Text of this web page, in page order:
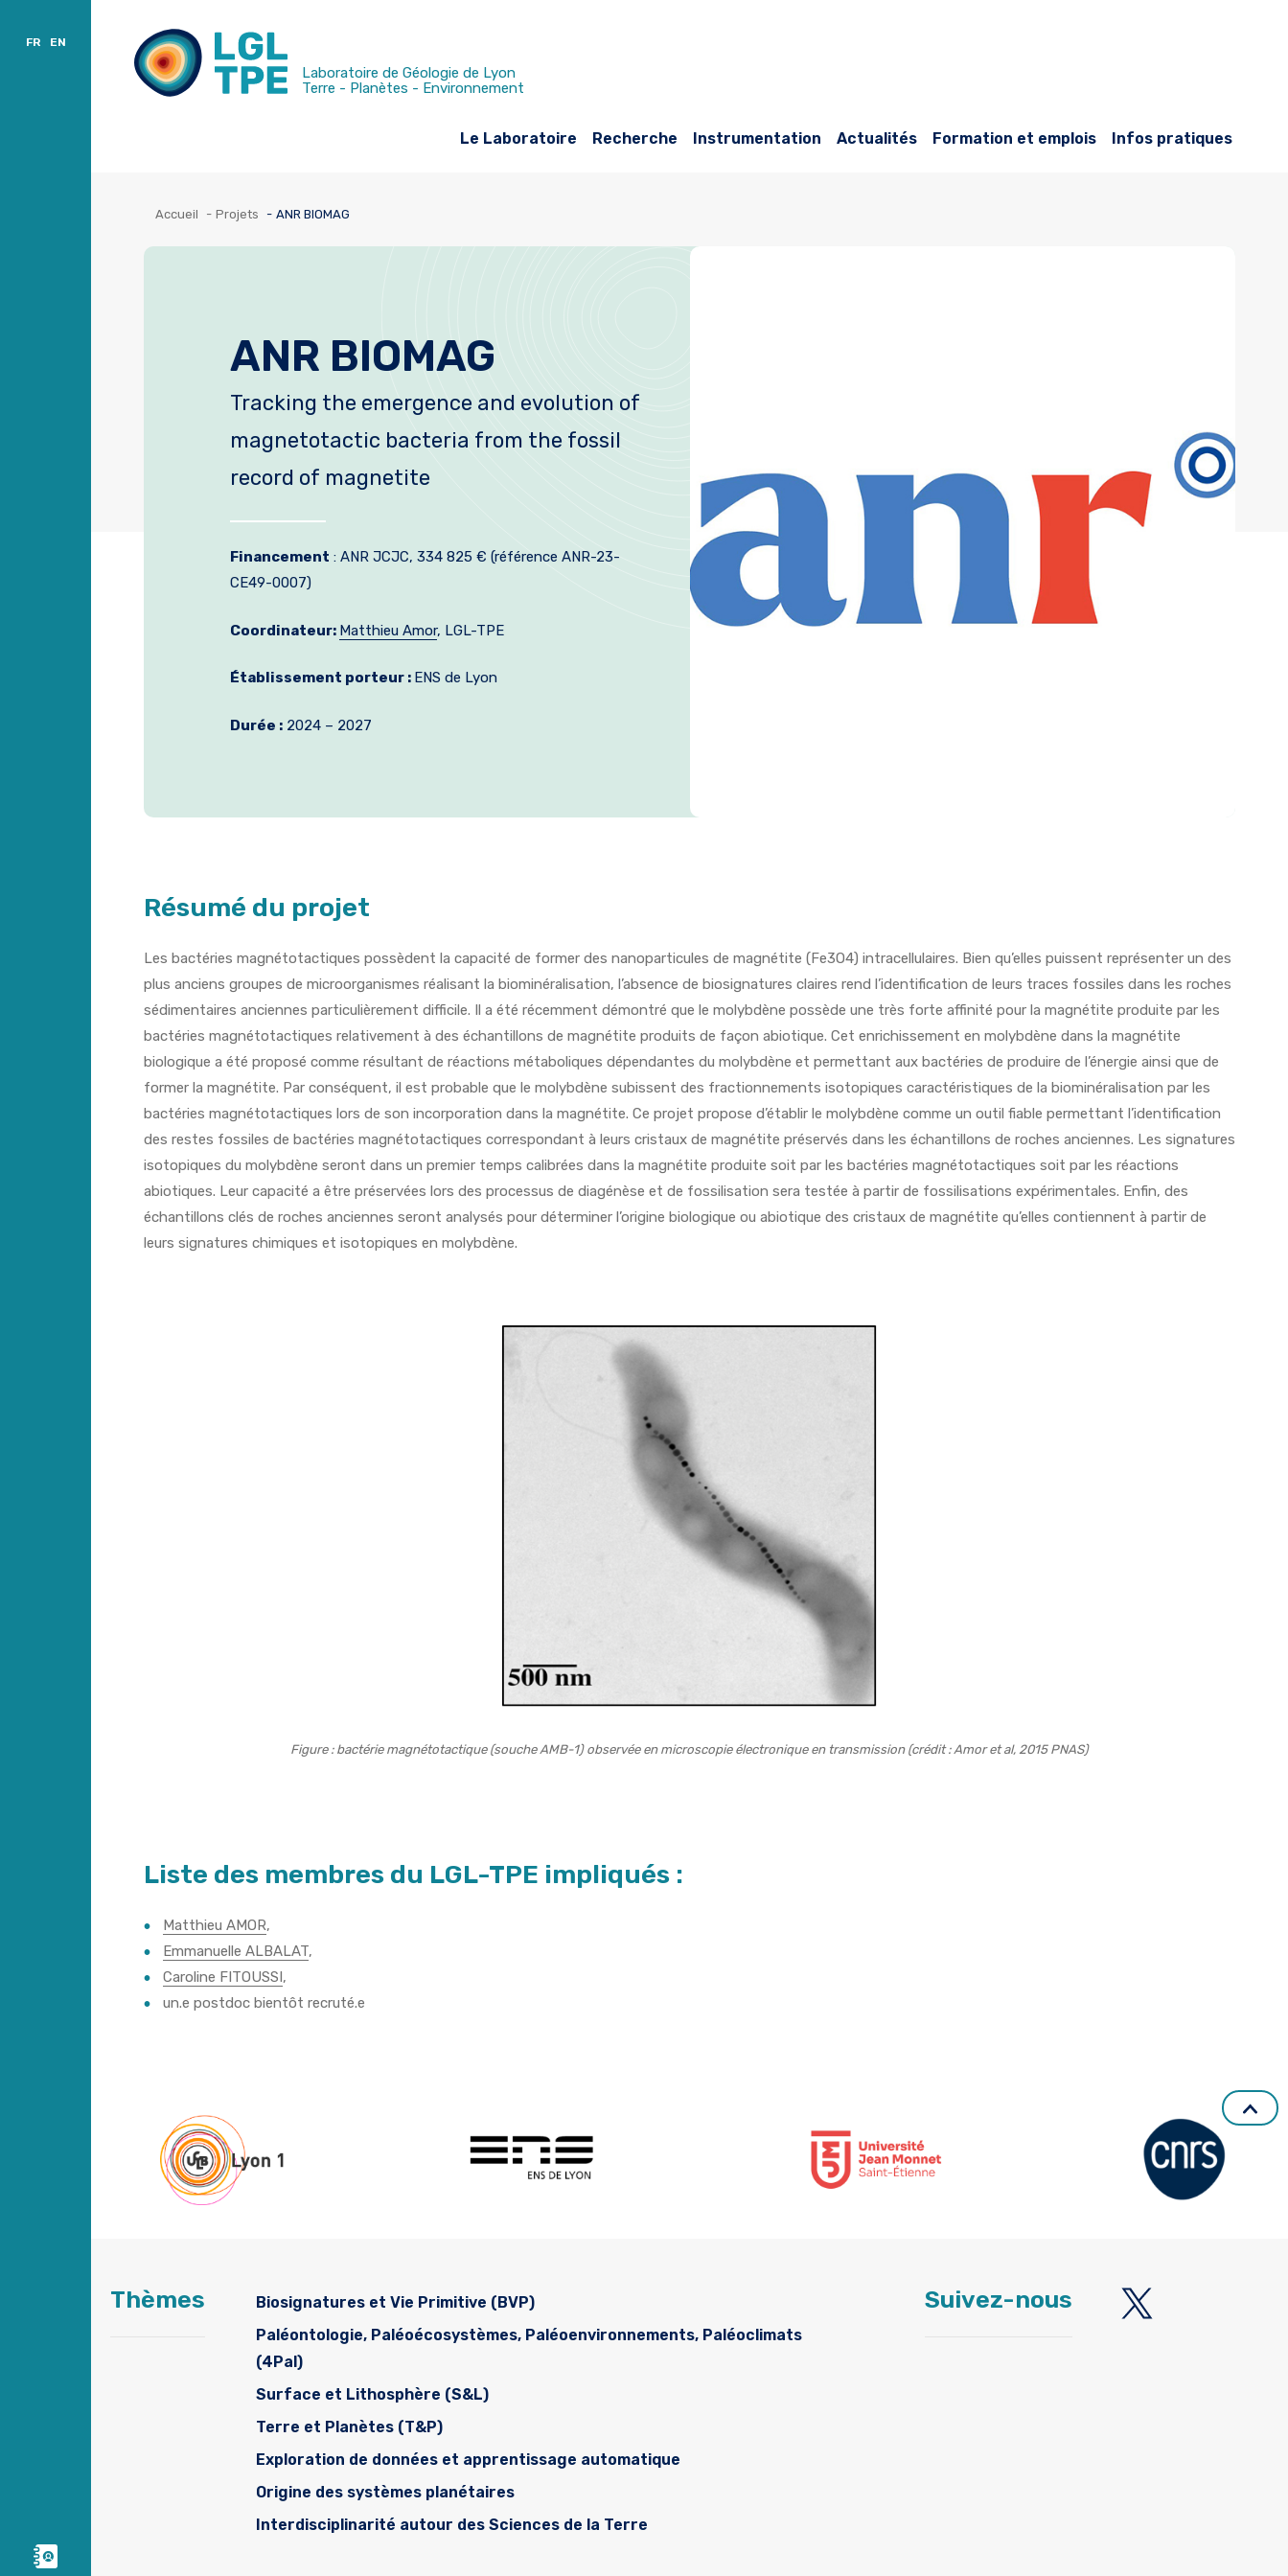
Laboratoire de Géologie de Lyon
Terre - Planètes - Environnement
Le Laboratoire Recherche Instrumentation
Tri par sites
Actualités
Publications
Formation et emplois Infos pratiques
FR EN
Accueil Projets ANR BIOMAG
ANR BIOMAG
Tracking the emergence and evolution of
magnetotactic bacteria from the fossil
record of magnetite
Financement : ANR JCJC, 334 825 € (référence ANR-23-
CE49-0007)
Coordinateur: Matthieu Amor, LGL-TPE
Établissement porteur : ENS de Lyon
Durée : 2024 – 2027
Résumé du projet
Les bactéries magnétotactiques possèdent la capacité de former des nanoparticules de magnétite (Fe3O4) intracellulaires. Bien qu’elles puissent représenter un des
plus anciens groupes de microorganismes réalisant la biominéralisation, l’absence de biosignatures claires rend l’identification de leurs traces fossiles dans les roches
sédimentaires anciennes particulièrement difficile. Il a été récemment démontré que le molybdène possède une très forte affinité pour la magnétite produite par les
bactéries magnétotactiques relativement à des échantillons de magnétite produits de façon abiotique. Cet enrichissement en molybdène dans la magnétite
biologique a été proposé comme résultant de réactions métaboliques dépendantes du molybdène et permettant aux bactéries de produire de l’énergie ainsi que de
former la magnétite. Par conséquent, il est probable que le molybdène subissent des fractionnements isotopiques caractéristiques de la biominéralisation par les
bactéries magnétotactiques lors de son incorporation dans la magnétite. Ce projet propose d’établir le molybdène comme un outil fiable permettant l’identification
des restes fossiles de bactéries magnétotactiques correspondant à leurs cristaux de magnétite préservés dans les échantillons de roches anciennes. Les signatures
isotopiques du molybdène seront dans un premier temps calibrées dans la magnétite produite soit par les bactéries magnétotactiques soit par les réactions
abiotiques. Leur capacité a être préservées lors des processus de diagénèse et de fossilisation sera testée à partir de fossilisations expérimentales. Enfin, des
échantillons clés de roches anciennes seront analysés pour déterminer l’origine biologique ou abiotique des cristaux de magnétite qu’elles contiennent à partir de
leurs signatures chimiques et isotopiques en molybdène.
Figure : bactérie magnétotactique (souche AMB-1) observée en microscopie électronique en transmission (crédit : Amor et al, 2015 PNAS)
Liste des membres du LGL-TPE impliqués :
Matthieu AMOR,
Emmanuelle ALBALAT,
Caroline FITOUSSI,
un.e postdoc bientôt recruté.e
Thèmes
Biosignatures et Vie Primitive (BVP)
Paléontologie, Paléoécosystèmes, Paléoenvironnements, Paléoclimats
(4Pal)
Surface et Lithosphère (S&L)
Terre et Planètes (T&P)
Exploration de données et apprentissage automatique
Origine des systèmes planétaires
Interdisciplinarité autour des Sciences de la Terre
Suivez-nous